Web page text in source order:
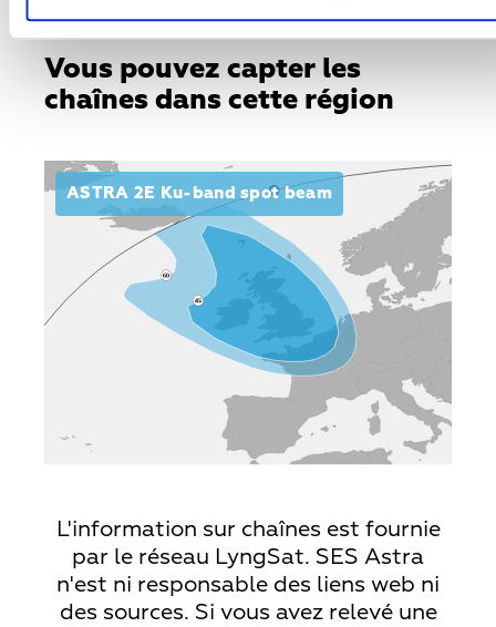
Vous pouvez capter les
chaînes dans cette région
ASTRA 2E Ku-band spot beam
L'information sur chaînes est fournie
par le réseau LyngSat. SES Astra
n'est ni responsable des liens web ni
des sources. Si vous avez relevé une